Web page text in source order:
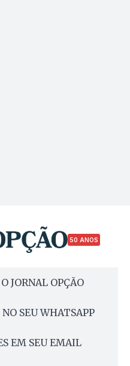
50 ANOS
JORNAL OPÇÃO
SEU WHATSAPP
EM SEU EMAIL